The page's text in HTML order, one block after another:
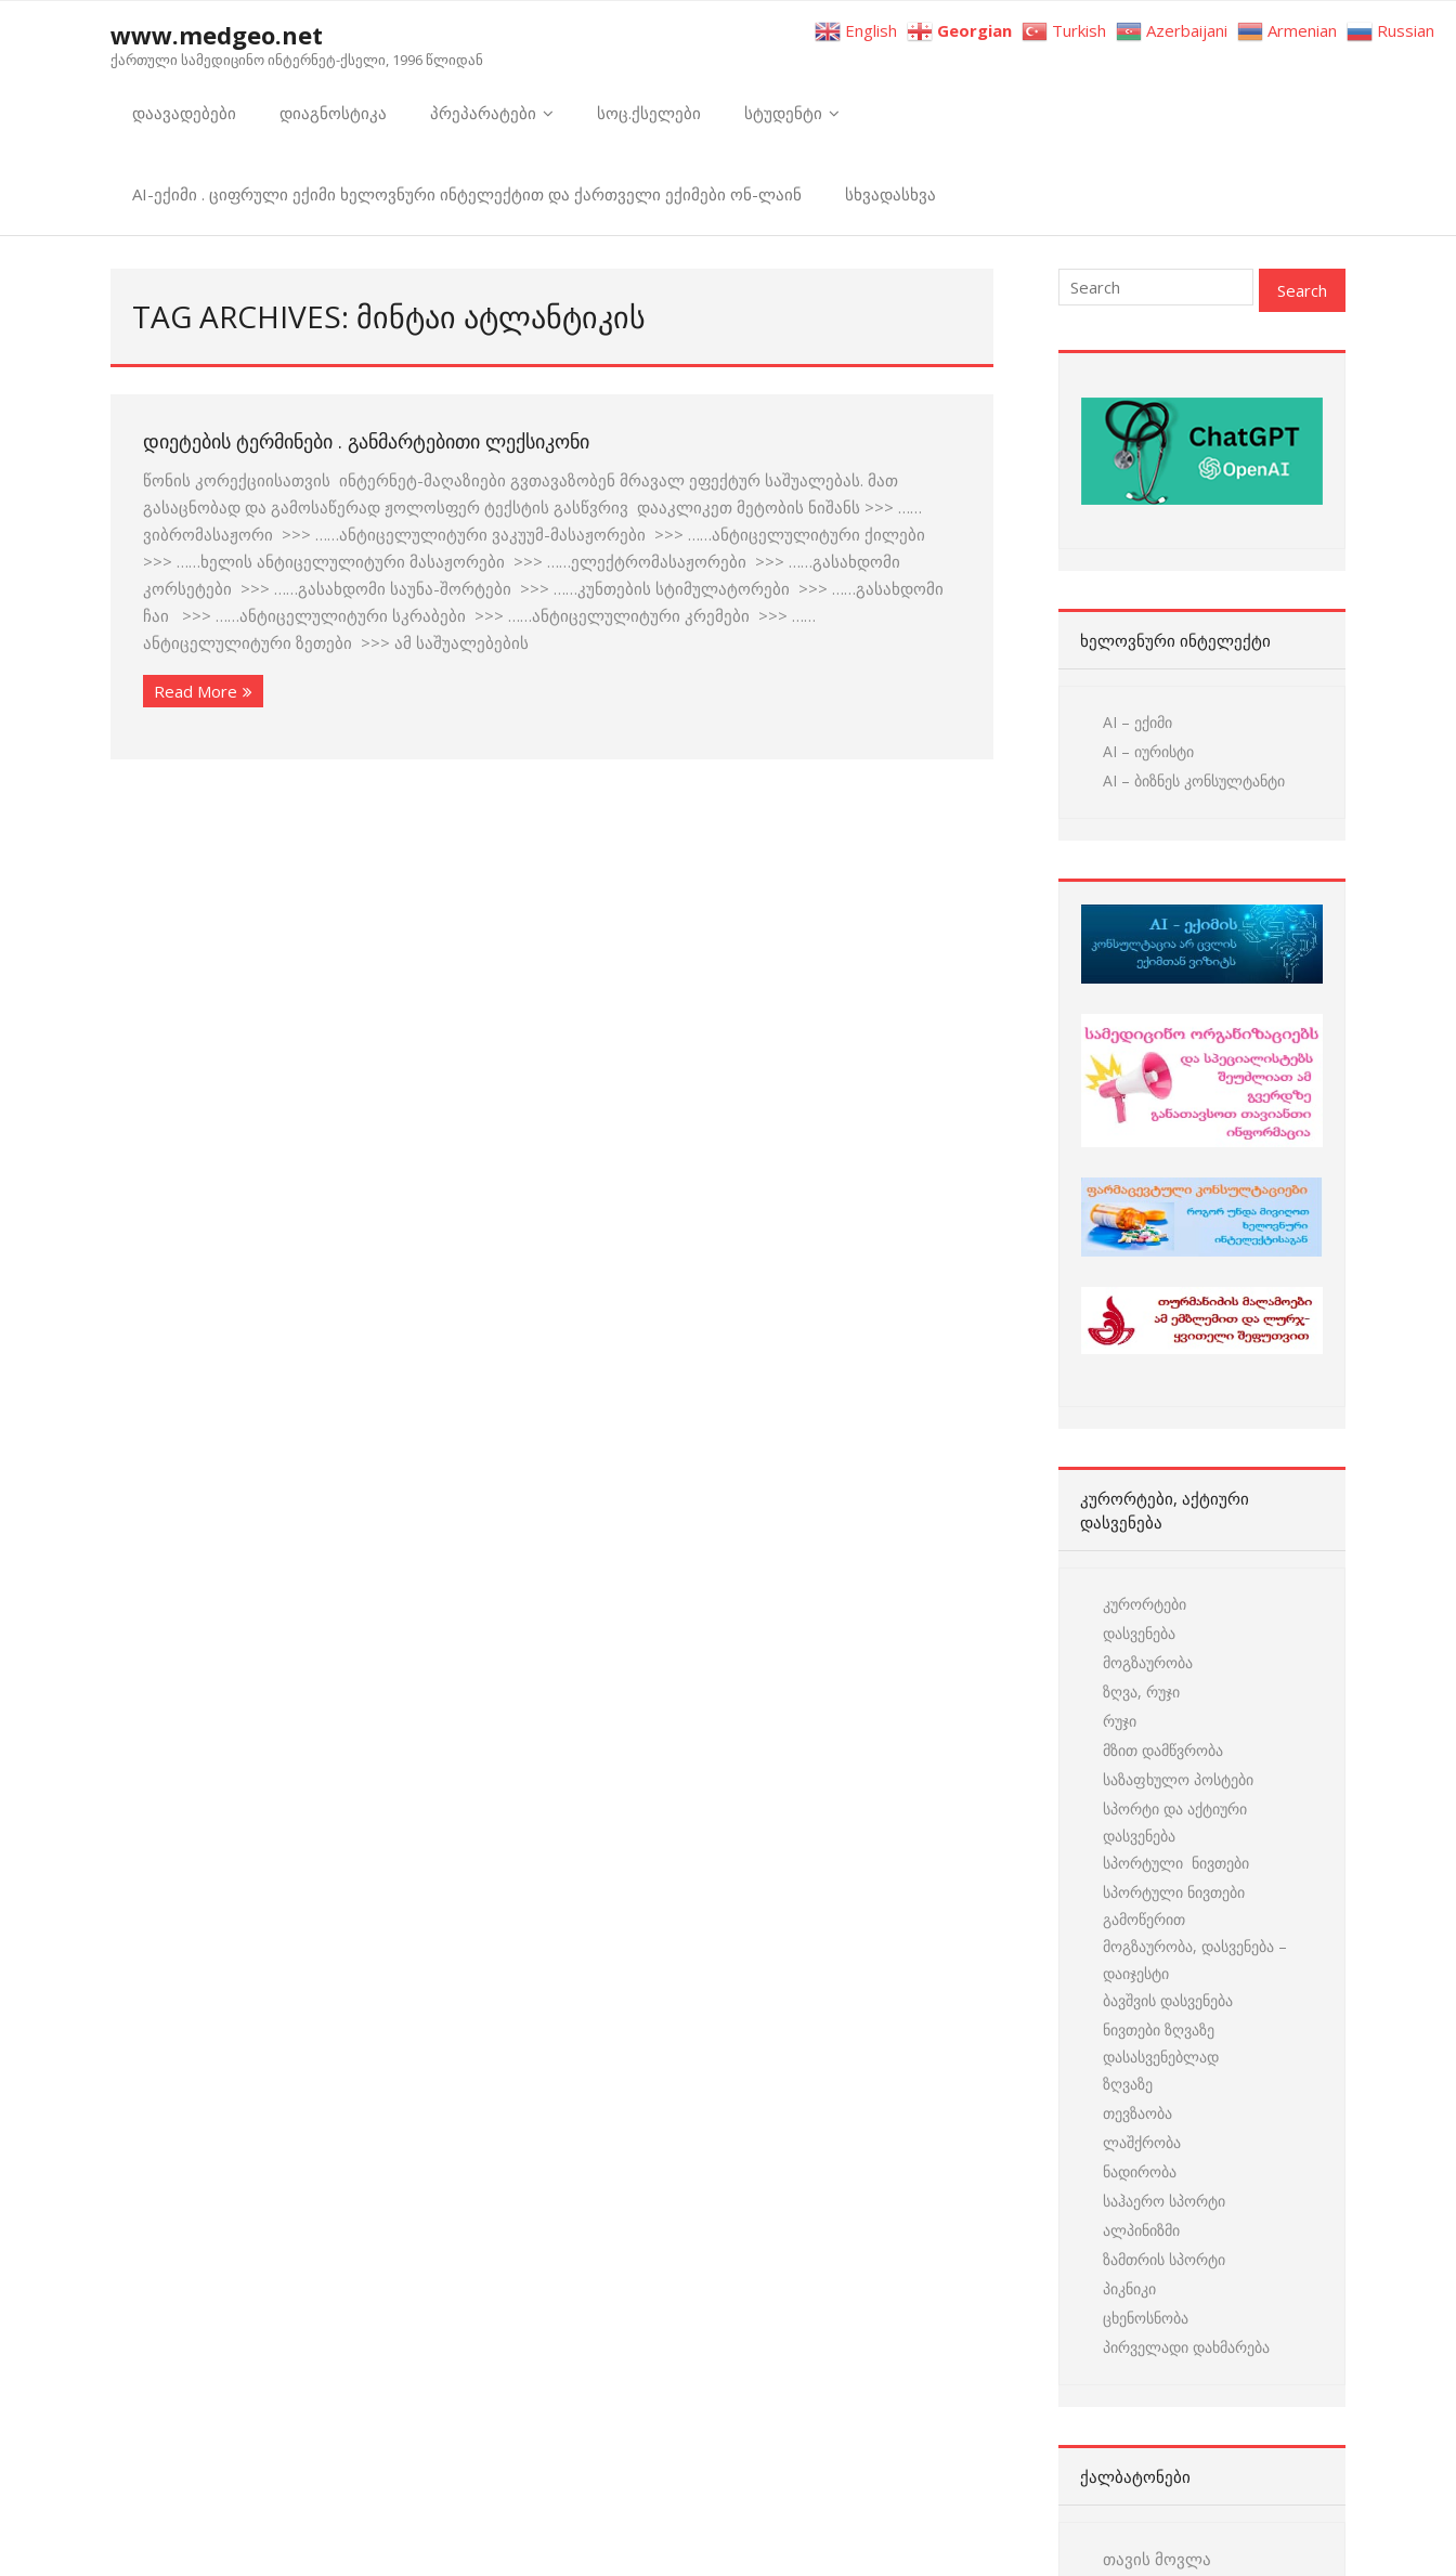
www.medgeo.net
ქართული სამედიცინო ინტერნეტ-ქსელი, 1996 წლიდან
დაავადებები დიაგნოსტიკა პრეპარატები სოც.ქსელები სტუდენტი
AI-ექიმი . ციფრული ექიმი ხელოვნური ინტელექტით და ქართველი ექიმები ონ-ლაინ სხვადასხვა
TAG ARCHIVES: ᲛᲘᲜᲢᲐᲘ ᲐᲢᲚᲐᲜᲢᲘᲙᲘᲡ
ᲓᲘᲔᲢᲔᲑᲘᲡ ᲢᲔᲠᲛᲘᲜᲔᲑᲘ . ᲒᲐᲜᲛᲐᲠᲢᲔᲑᲘᲗᲘ ᲚᲔᲥᲡᲘᲙᲝᲜᲘ
წონის კორექციისათვის ინტერნეტ-მაღაზიები გვთავაზობენ მრავალ ეფექტურ საშუალებას. მათ
გასაცნობად და გამოსაწერად ჟოლოსფერ ტექსტის გასწვრივ დააკლიკეთ მეტობის ნიშანს >>> ……
ვიბრომასაჟორი >>> ……ანტიცელულიტური ვაკუუმ-მასაჟორები >>> ……ანტიცელულიტური ქილები
>>> ……ხელის ანტიცელულიტური მასაჟორები >>> ……ელექტრომასაჟორები >>> ……გასახდომი
კორსეტები >>> ……გასახდომი საუნა-შორტები >>> ……კუნთების სტიმულატორები >>> ……გასახდომი
ჩაი >>> ……ანტიცელულიტური სკრაბები >>> ……ანტიცელულიტური კრემები >>> ……
ანტიცელულიტური ზეთები >>> ამ საშუალებების
Read More
ᲮᲔᲚᲝᲕᲜᲣᲠᲘ ᲘᲜᲢᲔᲚᲔᲥᲢᲘ
AI – ექიმი
AI – იურისტი
AI – ბიზნეს კონსულტანტი
ᲙᲣᲠᲝᲠᲢᲔᲑᲘ, ᲐᲥᲢᲘᲣᲠᲘ
ᲓᲐᲡᲕᲔᲜᲔᲑᲐ
კურორტები
დასვენება
მოგზაურობა
ზღვა, რუჯი
რუჯი
მზით დამწვრობა
საზაფხულო პოსტები
სპორტი და აქტიური
დასვენება
სპორტული ნივთები
სპორტული ნივთები
გამოწერით
მოგზაურობა, დასვენება –
დაიჯესტი
ბავშვის დასვენება
ნივთები ზღვაზე
დასასვენებლად
ზღვაზე
თევზაობა
ლაშქრობა
ნადირობა
საჰაერო სპორტი
ალპინიზმი
ზამთრის სპორტი
პიკნიკი
ცხენოსნობა
პირველადი დახმარება
ᲥᲐᲚᲑᲐᲢᲝᲜᲔᲑᲘ
თავის მოვლა
English Georgian Turkish Azerbaijani Armenian Russian